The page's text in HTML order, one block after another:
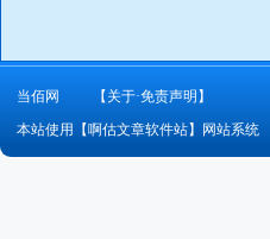
当佰网
【关于·免责声明】
本站使用【啊估文章软件站】网站系统